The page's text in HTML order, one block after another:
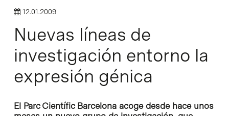
12.01.2009
Nuevas líneas de
investigación entorno la
expresión génica
El Parc Científic Barcelona acoge desde hace unos